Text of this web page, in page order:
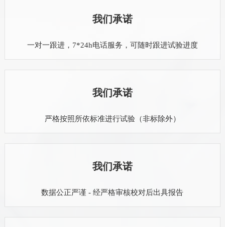
我们承诺
一对一跟进，7*24h电话服务，可随时跟进试验进度
我们承诺
严格按照所依标准进行试验（非标除外）
我们承诺
数据公正严谨 - 经严格审核校对后出具报告